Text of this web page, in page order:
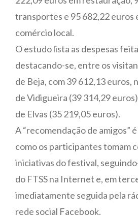
transportes e 95 682,22 euros
comércio local.
O estudo lista as despesas
destacando-se, entre os
de Beja, com 39 612,13 euros,
de Vidigueira (39 314,29
de Elvas (35 219,05 euros).
A “recomendação de amigos”
como os participantes tomam
iniciativas do festival,
do FTSS na Internet e, em
imediatamente seguida pela
rede social Facebook.